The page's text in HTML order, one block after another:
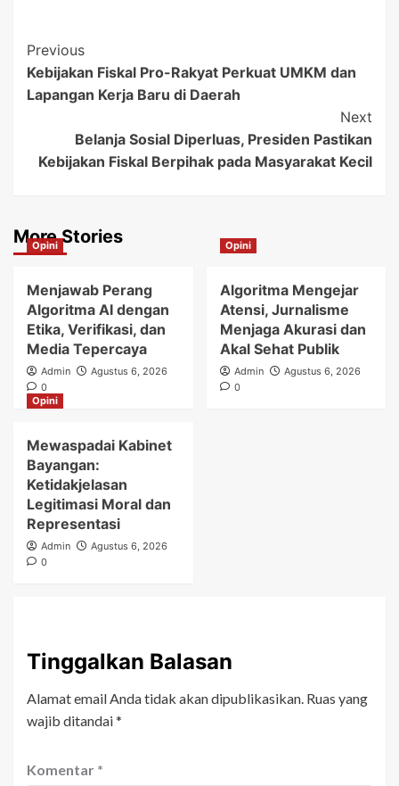
Post
Navigation
Previous
Kebijakan Fiskal Pro-Rakyat Perkuat UMKM dan
Lapangan Kerja Baru di Daerah
Next
Belanja Sosial Diperluas, Presiden Pastikan
Kebijakan Fiskal Berpihak pada Masyarakat Kecil
More Stories
Opini
Menjawab Perang
Algoritma AI dengan
Etika, Verifikasi, dan
Media Tepercaya
Admin
Agustus 6, 2026
0
Opini
Algoritma Mengejar
Atensi, Jurnalisme
Menjaga Akurasi dan
Akal Sehat Publik
Admin
Agustus 6, 2026
0
Opini
Mewaspadai Kabinet
Bayangan:
Ketidakjelasan
Legitimasi Moral dan
Representasi
Admin
Agustus 6, 2026
0
Tinggalkan Balasan
Alamat email Anda tidak akan dipublikasikan. Ruas yang
wajib ditandai*
Komentar *